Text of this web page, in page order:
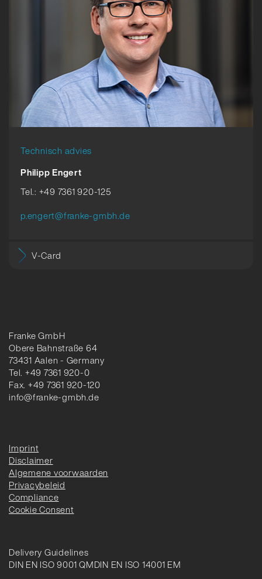
Technisch advies
Philipp Engert
Tel.: +49 7361 920-125
p.engert@franke-gmbh.de
V-Card
Franke GmbH
Obere Bahnstraße 64
73431 Aalen - Germany
Tel. +49 7361 920-0
Fax. +49 7361 920-120
info@franke-gmbh.de
Imprint
Disclaimer
Algemene voorwaarden
Privacybeleid
Compliance
Cookie Consent
Delivery Guidelines
DIN EN ISO 9001 QMDIN EN ISO 14001 EM